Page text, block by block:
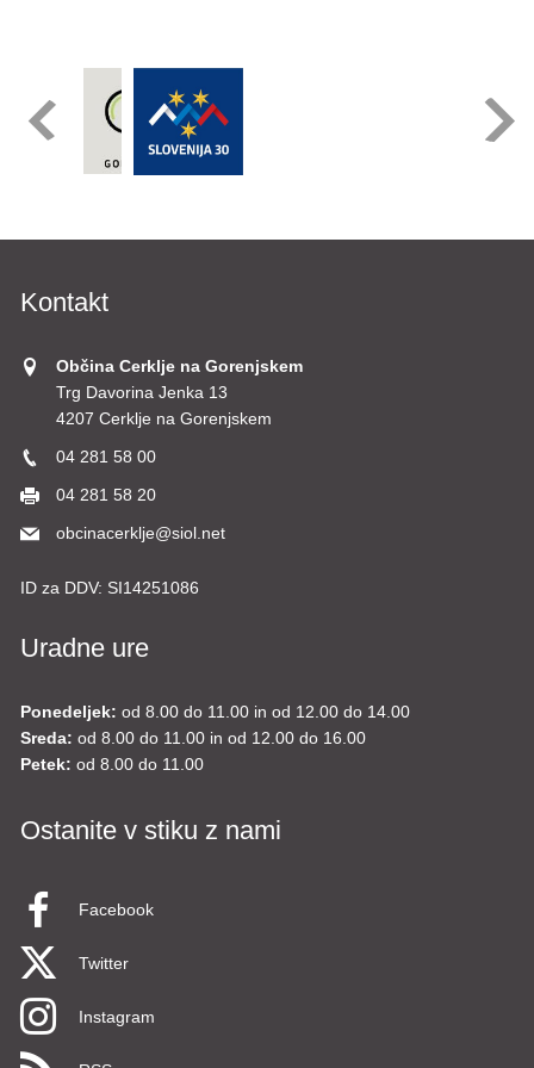
Kontakt
Občina Cerklje na Gorenjskem
Trg Davorina Jenka 13
4207 Cerklje na Gorenjskem
04 281 58 00
04 281 58 20
obcinacerklje@siol.net
ID za DDV: SI14251086
Uradne ure
Ponedeljek: od 8.00 do 11.00 in od 12.00 do 14.00
Sreda: od 8.00 do 11.00 in od 12.00 do 16.00
Petek: od 8.00 do 11.00
Ostanite v stiku z nami
Facebook
Twitter
Instagram